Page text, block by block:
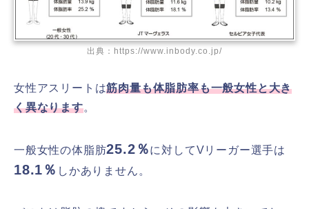
出典：https://www.inbody.co.jp/
女性アスリートは筋肉量も体脂肪率も一般女性と大き
く異なります。
一般女性の体脂肪25.2％に対してVリーガー選手は
18.1％ しかありません。